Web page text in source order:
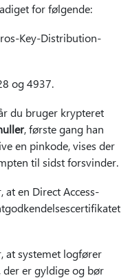
for følgende:
Key-Distribution-
og 4937.
du bruger krypteret
, første gang han
en pinkode, vises der
til sidst forsvinder.
en Direct Access-
at systemet logfører
er gyldige og bør